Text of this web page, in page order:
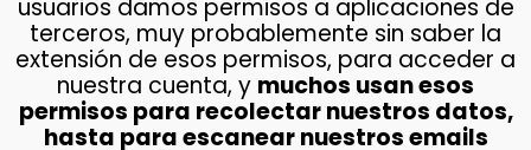
usuarios damos permisos a aplicaciones de
terceros, muy probablemente sin saber la
extensión de esos permisos, para acceder a
nuestra cuenta, y muchos usan esos
permisos para recolectar nuestros datos,
hasta para escanear nuestros emails